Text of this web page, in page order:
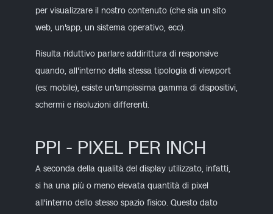
per visualizzare il nostro contenuto (che sia un sito
web, un'app, un sistema operativo, ecc).
Risulta riduttivo parlare addirittura di responsive
quando, all'interno della stessa tipologia di viewport
(es: mobile), esiste un'ampissima gamma di dispositivi,
schermi e risoluzioni differenti.
PPI - PIXEL PER INCH
A seconda della qualità del display utilizzato, infatti,
si ha una più o meno elevata quantità di pixel
all'interno dello stesso spazio fisico. Questo dato